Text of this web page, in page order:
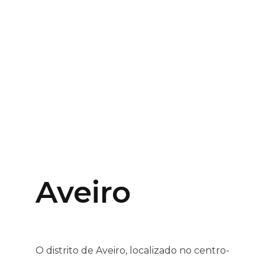
Aveiro
O distrito de Aveiro, localizado no centro-